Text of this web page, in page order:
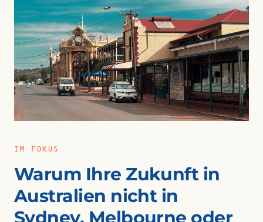
IM FOKUS
Warum Ihre Zukunft in
Australien nicht in
Sydney, Melbourne oder